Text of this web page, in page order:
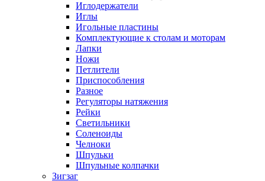
Иглодержатели
Иглы
Игольные пластины
Комплектующие к столам и моторам
Лапки
Ножи
Петлители
Приспособления
Разное
Регуляторы натяжения
Рейки
Светильники
Соленоиды
Челноки
Шпульки
Шпульные колпачки
Зигзаг